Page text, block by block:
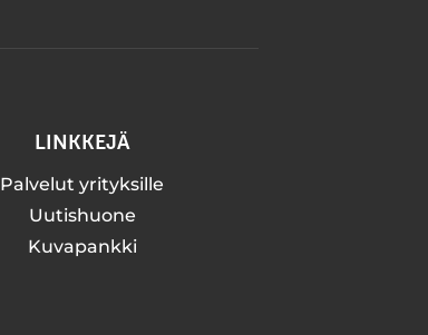
LINKKEJÄ
Palvelut yrityksille
Uutishuone
Kuvapankki